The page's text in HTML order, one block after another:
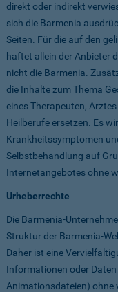
direkt oder indirekt
sich die Barmenia
Seiten. Für die auf den
haftet allein der Anbieter
nicht die Barmenia.
die Inhalte zum Thema
eines Therapeuten,
Heilberufe ersetzen. Es
Krankheitssymptomen
Selbstbehandlung auf
Internetangebotes ohne
Urheberrechte
Die Barmenia-
Struktur der Barmenia-
Daher ist eine
Informationen oder Daten
Animationsdateien) ohne